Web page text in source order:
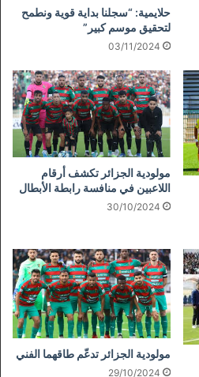
حلايمية: “سجلنا بداية قوية ونطمح
لتحقيق موسم كبير”
03/11/2024
مولودية الجزائر تكشف أرقام
اللاعبين في منافسة رابطة الأبطال
30/10/2024
مولودية الجزائر تدعّم طاقهما الفني
29/10/2024